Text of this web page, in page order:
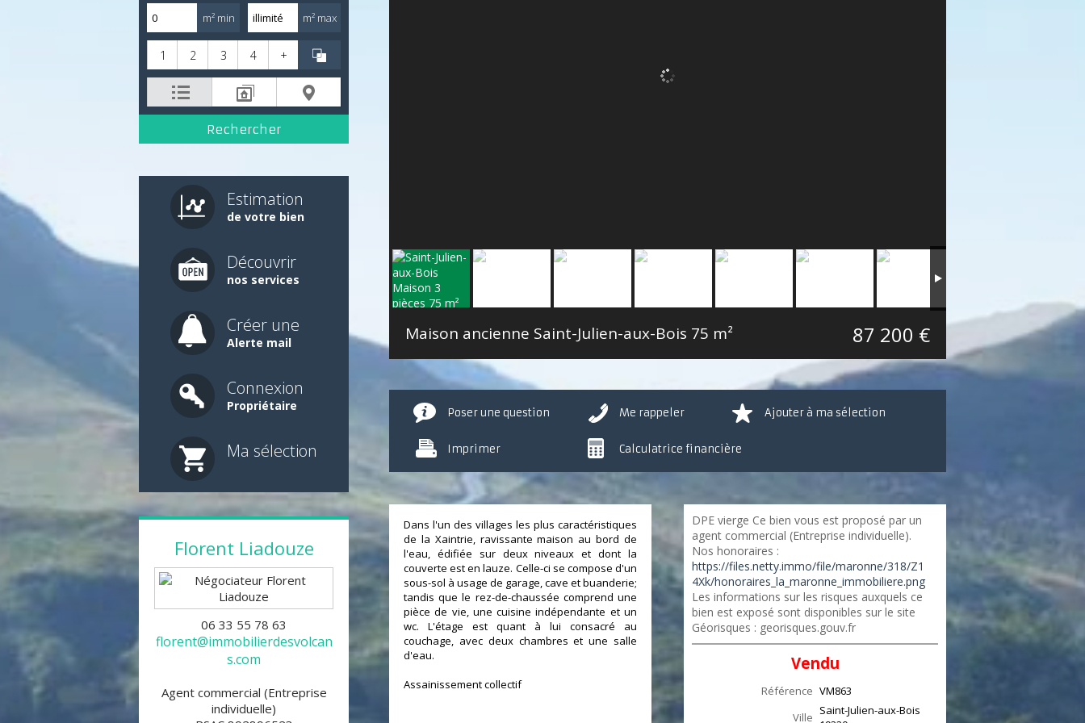
m² min m² max
1 2 3 4 +
Estimation
de votre bien
Découvrir
nos services
Créer une
Alerte mail
Connexion
Propriétaire
Ma sélection
Florent Liadouze
06 33 55 78 63
florent@immobilierdesvolcan
s.com
Agent commercial (Entreprise
individuelle)
Maison ancienne Saint-Julien-aux-Bois 75 m² 87 200 €
Poser une question Me rappeler Ajouter à ma sélection
Imprimer Calculatrice financière
Dans l'un des villages les plus caractéristiques
de la Xaintrie, ravissante maison au bord de
l'eau, édifiée sur deux niveaux et dont la
couverte est en lauze. Celle-ci se compose d'un
sous-sol à usage de garage, cave et buanderie;
tandis que le rez-de-chaussée comprend une
pièce de vie, une cuisine indépendante et un
wc. L'étage est quant à lui consacré au
couchage, avec deux chambres et une salle
d'eau.
Assainissement collectif
DPE vierge Ce bien vous est proposé par un
agent commercial (Entreprise individuelle).
Nos honoraires :
https://files.netty.immo/file/maronne/318/Z1
4Xk/honoraires_la_maronne_immobiliere.png
Les informations sur les risques auxquels ce
bien est exposé sont disponibles sur le site
Géorisques : georisques.gouv.fr
Vendu
Référence VM863
Ville Saint-Julien-aux-Bois